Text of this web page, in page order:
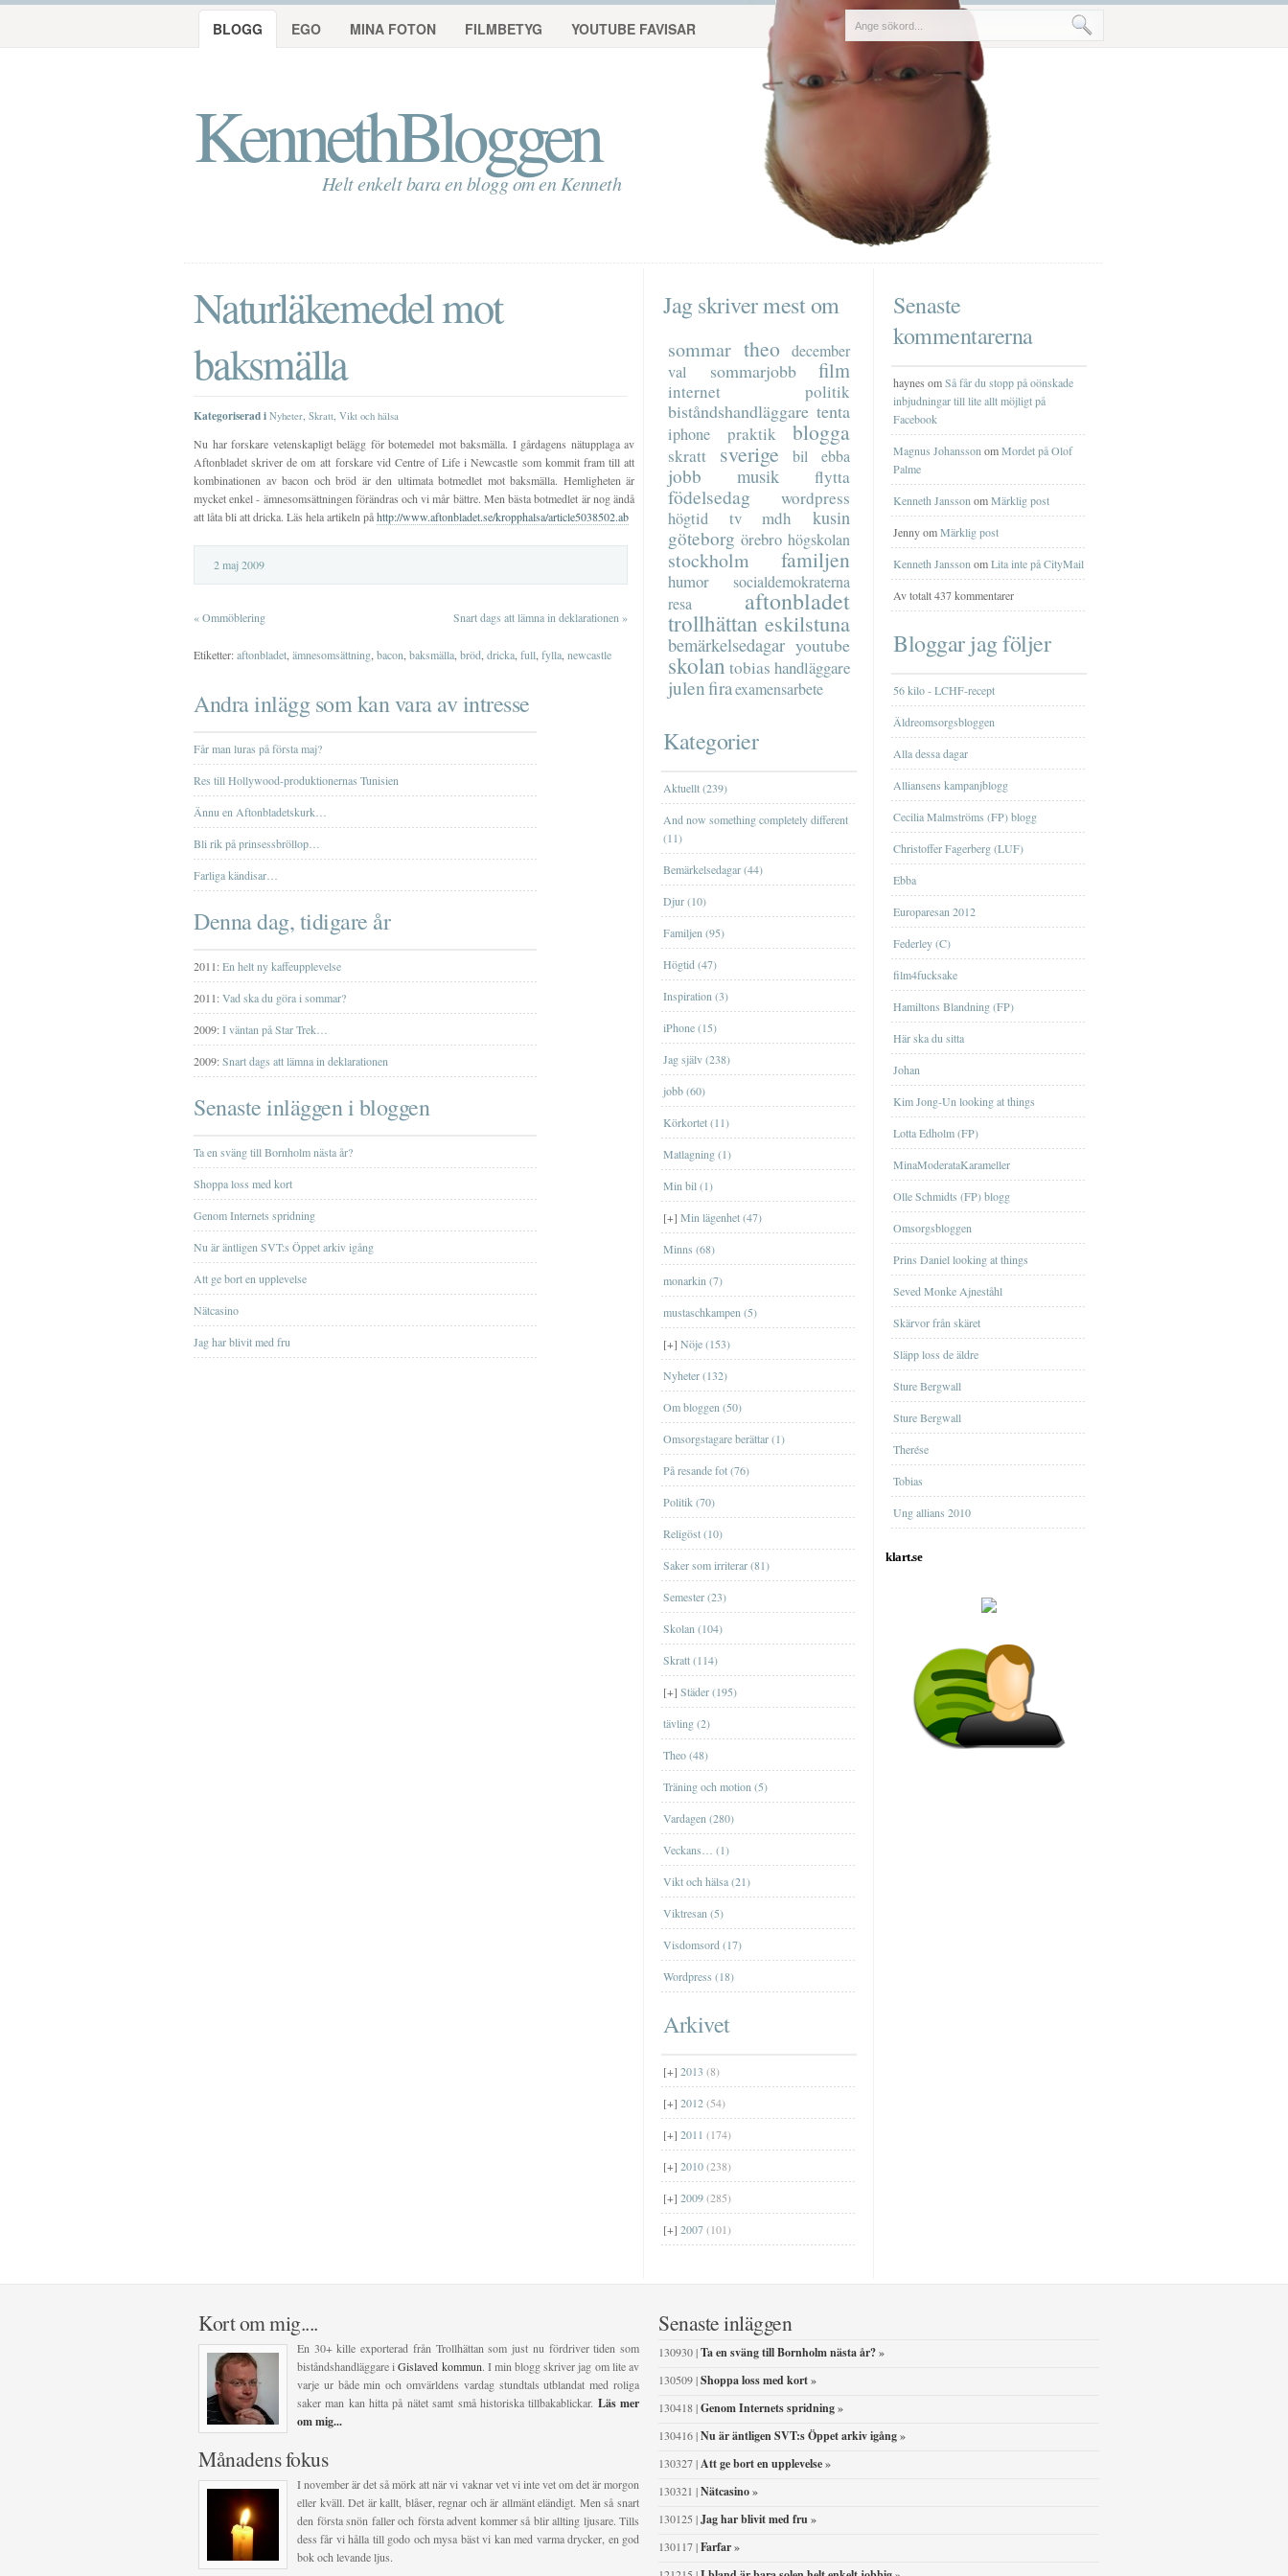
KennethBloggen
Helt enkelt bara en blogg om en Kenneth
BLOGG EGO MINA FOTON FILMBETYG YOUTUBE FAVISAR
Naturläkemedel mot
baksmälla
Kategoriserad i Nyheter, Skratt, Vikt och hälsa
Nu har forskare vetenskapligt belägg för botemedel mot baksmälla. I gårdagens nätupplaga av
Aftonbladet skriver de om att forskare vid Centre of Life i Newcastle som kommit fram till att
kombinationen av bacon och bröd är den ultimata botmedlet mot baksmälla. Hemligheten är
mycket enkel - ämnesomsättningen förändras och vi mår bättre. Men bästa botmedlet är nog ändå
att låta bli att dricka. Läs hela artikeln påhttp://www.aftonbladet.se/kropphalsa/article5038502.ab
2 maj 2009
«Ommöblering Snart dags att lämna in deklarationen »
Etiketter:aftonbladet ämnesomsättning bacon baksmälla bröd dricka full fylla newcastle
Andra inlägg som kan vara av intresse
Får man luras på första maj?
Res till Hollywood-produktionernas Tunisien
Ännu en Aftonbladetskurk…
Bli rik på prinsessbröllop…
Farliga kändisar…
Denna dag, tidigare år
2011:En helt ny kaffeupplevelse
2011:Vad ska du göra i sommar?
2009:I väntan på Star Trek…
2009:Snart dags att lämna in deklarationen
Senaste inläggen i bloggen
Ta en sväng till Bornholm nästa år?
Shoppa loss med kort
Genom Internets spridning
Nu är äntligen SVT:s Öppet arkiv igång
Att ge bort en upplevelse
Nätcasino
Jag har blivit med fru
Jag skriver mest om
sommar theo december
val sommarjobb film
internet politik
biståndshandläggare tenta
iphone praktik blogga
skratt sverige bil ebba
jobb musik flytta
födelsedag wordpress
högtid tv mdh kusin
göteborg örebro högskolan
stockholm familjen
humor
socialdemokraterna
resa
aftonbladet
trollhättan eskilstuna
bemärkelsedagar youtube
skolan tobias handläggare
julenfiraexamensarbete
Kategorier
Aktuellt (239)
And now something completely different
(11)
Bemärkelsedagar (44)
Djur (10)
Familjen (95)
Högtid (47)
Inspiration (3)
iPhone (15)
Jag själv (238)
jobb (60)
Körkortet (11)
Matlagning (1)
Min bil (1)
[+] Min lägenhet (47)
Lägenheten i EskilstunaLägenheten i
Eskilstuna
Lägenheten i GislavedLägenheten i
Gislaved
Lägenheten i ÖrebroLägenheten i
Örebro
Lägenheten på HörngatanLägenheten på
Hörngatan
Lägenheten på KronogårdenLägenheten
på Kronogården
Minns (68)
monarkin (7)
mustaschkampen (5)
[+] Nöje (153)
BöckerBöcker
FilmFilm
MusikMusik
Nyheter (132)
Om bloggen (50)
Omsorgstagare berättar (1)
På resande fot (76)
Politik (70)
Religöst (10)
Saker som irriterar (81)
Semester (23)
Skolan (104)
Skratt (114)
[+] Städer (195)
EskilstunaEskilstuna
GöteborgGöteborg
ÖrebroÖrebro
StockholmStockholm
TrollhättanTrollhättan
tävling (2)
Theo (48)
Träning och motion (5)
Vardagen (280)
Veckans… (1)
Vikt och hälsa (21)
Viktresan (5)
Visdomsord (17)
Wordpress (18)
Arkivet
[+] 2013 (8)
[+]september
Ta en sväng till Bornholm nästa år?
[+]maj(1)
Shoppa loss med kort
[+]april(2)
Genom Internets spridning
Nu är äntligen SVT:s Öppet arkiv
igång
[+]mars(2)
Att ge bort en upplevelse
Nätcasino
[+]januari
Jag har blivit med fru
Farfar
[+] 2012(54)
[+] 2011 (174)
[+] 2010(238)
[+] 2009(285)
[+] 2007(101)
Senaste
kommentarerna
haynes omSå får du stopp på oönskade
inbjudningar till lite allt möjligt på
Facebook
Magnus Johansson omMordet på Olof
Palme
Kenneth Jansson omMärklig post
Jenny omMärklig post
Kenneth Jansson omLita inte på CityMail
Av totalt 437 kommentarer
Bloggar jag följer
56 kilo - LCHF-recept
Äldreomsorgsbloggen
Alla dessa dagar
Alliansens kampanjblogg
Cecilia Malmströms (FP) blogg
Christoffer Fagerberg (LUF)
Ebba
Europaresan 2012
Federley (C)
film4fucksake
Hamiltons Blandning (FP)
Här ska du sitta
Johan
Kim Jong-Un looking at things
Lotta Edholm (FP)
MinaModerataKarameller
Olle Schmidts (FP) blogg
Omsorgsbloggen
Prins Daniel looking at things
Seved Monke Ajneståhl
Skärvor från skäret
Släpp loss de äldre
Sture Bergwall
Sture Bergwall
Therése
Tobias
Ung allians 2010
klart.se
Kort om mig....
En 30+ kille exporterad från Trollhättan som just nu fördriver tiden som
biståndshandläggare iGislaved kommun. I min blogg skriver jag om lite av
varje ur både min och omvärldens vardag stundtals utblandat med roliga
saker man kan hitta på nätet samt små historiska tillbakablickar. Läs mer
om mig...
Månadens fokus
I november är det så mörk att när vi vaknar vet vi inte vet om det är morgon
eller kväll. Det är kallt, blåser, regnar och är allmänt eländigt. Men så snart
den första snön faller och första advent kommer så blir allting ljusare. Tills
dess får vi hålla till godo och mysa bäst vi kan med varma drycker, en god
bok och levande ljus.
Senaste inläggen
130930 |Ta en sväng till Bornholm nästa år?»
130509 |Shoppa loss med kort»
130418 |Genom Internets spridning»
130416 |Nu är äntligen SVT:s Öppet arkiv igång»
130327 |Att ge bort en upplevelse»
130321 |Nätcasino»
130125 |Jag har blivit med fru»
130117 |Farfar»